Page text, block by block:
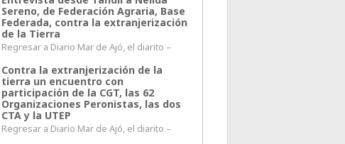
Sereno, de Federación Agraria, Base
Federada, contra la extranjerización
de la Tierra
Regresar a Diario Mar de Ajó, el diarito –
Contra la extranjerización de la
tierra un encuentro con
participación de la CGT, las 62
Organizaciones Peronistas, las dos
CTA y la UTEP
Regresar a Diario Mar de Ajó, el diarito –